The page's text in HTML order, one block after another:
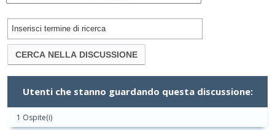
Utenti che stanno guardando questa discussione:
1 Ospite(i)